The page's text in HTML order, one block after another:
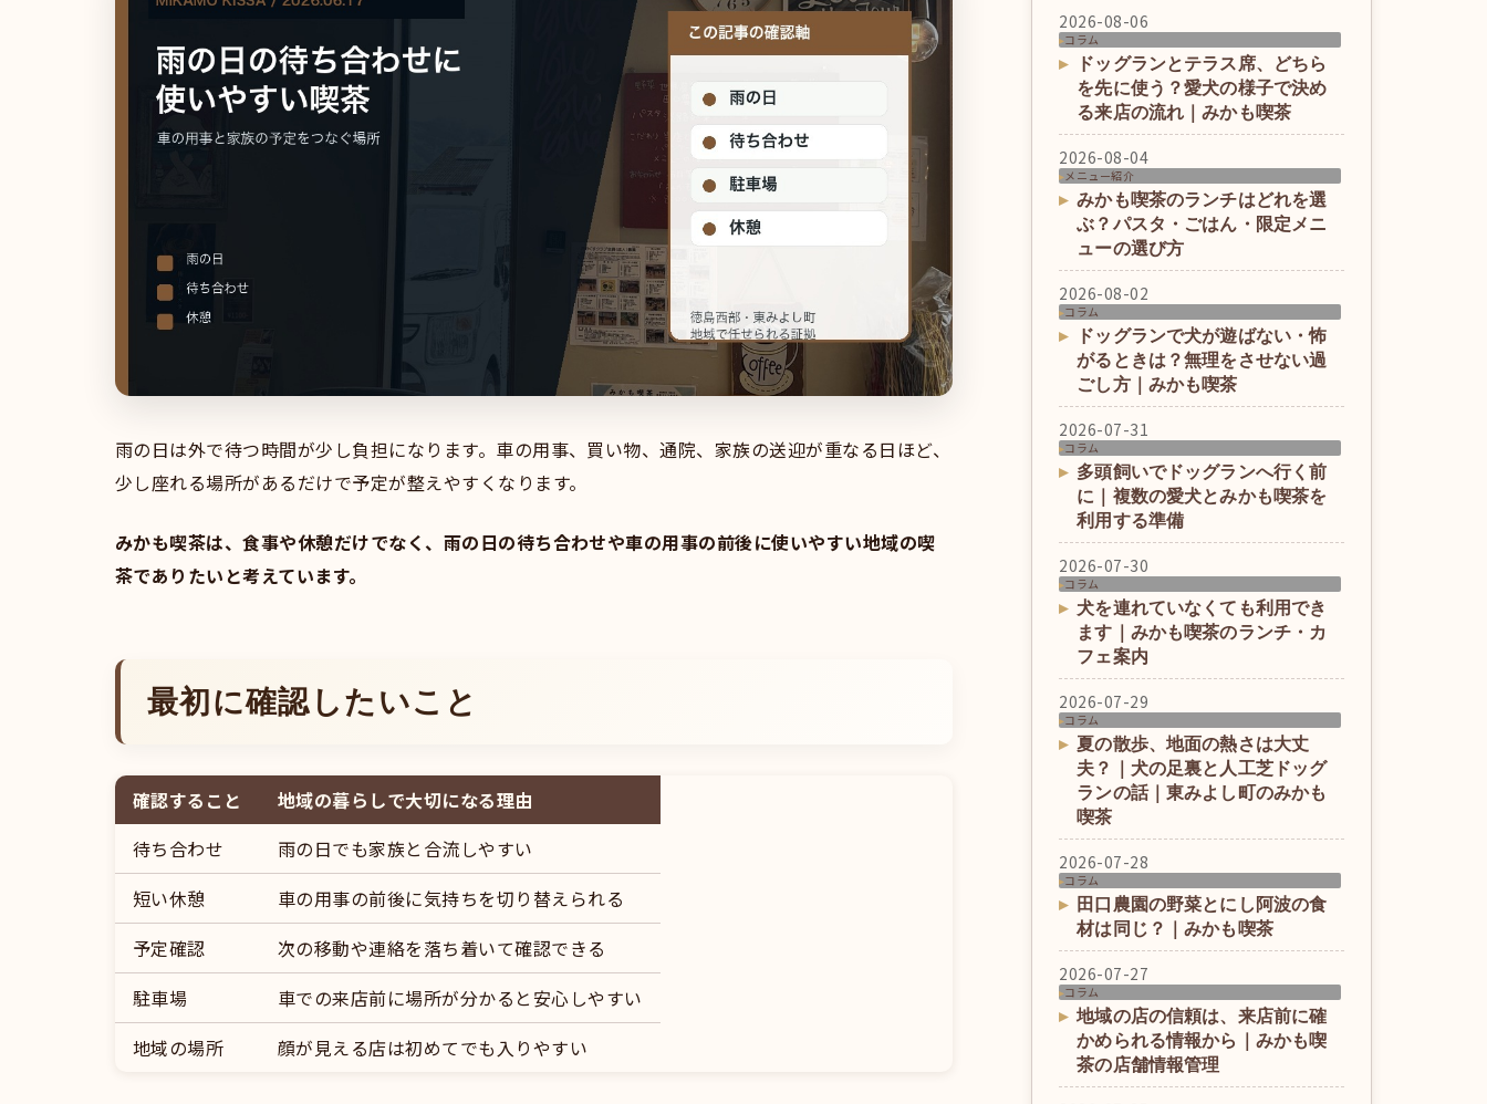
日
:
雨の日は外で待つ時間が少し負担になります。車の用事、買い物、通院、家族の送迎が重なる日ほど、
少し座れる場所があるだけで予定が整えやすくなります。
みかも喫茶は、食事や休憩だけでなく、雨の日の待ち合わせや車の用事の前後に使いやすい地域の喫
茶でありたいと考えています。
最初に確認したいこと
確認すること
地域の暮らしで大切になる理由
待ち合わせ
雨の日でも家族と合流しやすい
短い休憩
車の用事の前後に気持ちを切り替えられる
予定確認
次の移動や連絡を落ち着いて確認できる
駐車場
車での来店前に場所が分かると安心しやすい
地域の場所
顔が見える店は初めてでも入りやすい
2026-08-06
コラム
ドッグランとテラス席、どちら
を先に使う？愛犬の様子で決め
る来店の流れ｜みかも喫茶
2026-08-04
メニュー紹介
みかも喫茶のランチはどれを選
ぶ？パスタ・ごはん・限定メニ
ューの選び方
2026-08-02
コラム
ドッグランで犬が遊ばない・怖
がるときは？無理をさせない過
ごし方｜みかも喫茶
2026-07-31
コラム
多頭飼いでドッグランへ行く前
に｜複数の愛犬とみかも喫茶を
利用する準備
2026-07-30
コラム
犬を連れていなくても利用でき
ます｜みかも喫茶のランチ・カ
フェ案内
2026-07-29
コラム
夏の散歩、地面の熱さは大丈
夫？｜犬の足裏と人工芝ドッグ
ランの話｜東みよし町のみかも
喫茶
2026-07-28
コラム
田口農園の野菜とにし阿波の食
材は同じ？｜みかも喫茶
2026-07-27
コラム
地域の店の信頼は、来店前に確
かめられる情報から｜みかも喫
茶の店舗情報管理